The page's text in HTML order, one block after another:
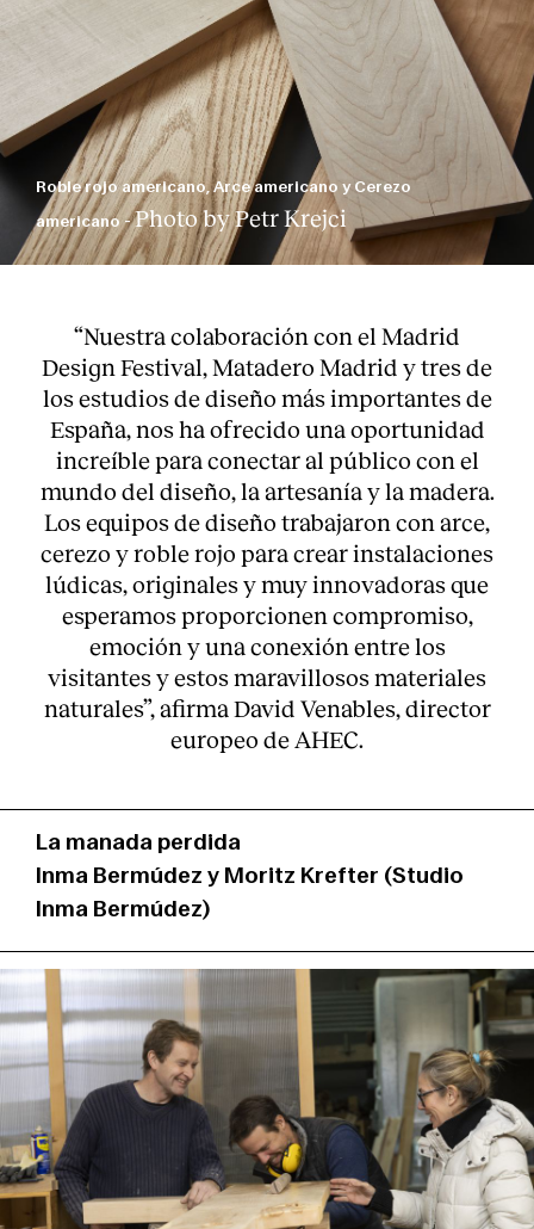
Roble rojo americano, Arce americano y Cerezo
americano -Photo by Petr Krejci
“Nuestra colaboración con el Madrid
Design Festival, Matadero Madrid y tres de
los estudios de diseño más importantes de
España, nos ha ofrecido una oportunidad
increíble para conectar al público con el
mundo del diseño, la artesanía y la madera.
Los equipos de diseño trabajaron con arce,
cerezo y roble rojo para crear instalaciones
lúdicas, originales y muy innovadoras que
esperamos proporcionen compromiso,
emoción y una conexión entre los
visitantes y estos maravillosos materiales
naturales”, afirma David Venables, director
europeo de AHEC.
La manada perdida
Inma Bermúdez y Moritz Krefter (Studio
Inma Bermúdez)